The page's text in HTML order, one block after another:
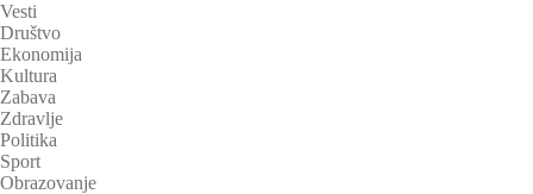
Vesti
Društvo
Ekonomija
Kultura
Zabava
Zdravlje
Politika
Sport
Obrazovanje